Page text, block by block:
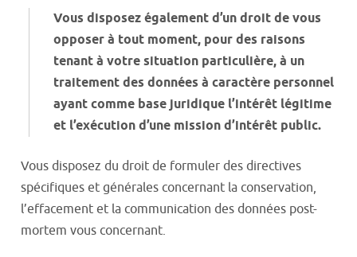
Vous disposez également d’un droit de vous
opposer à tout moment, pour des raisons
tenant à votre situation particulière, à un
traitement des données à caractère personnel
ayant comme base juridique l’intérêt légitime
et l’exécution d’une mission d’intérêt public.
Vous disposez du droit de formuler des directives
spécifiques et générales concernant la conservation,
l’effacement et la communication des données post-
mortem vous concernant.